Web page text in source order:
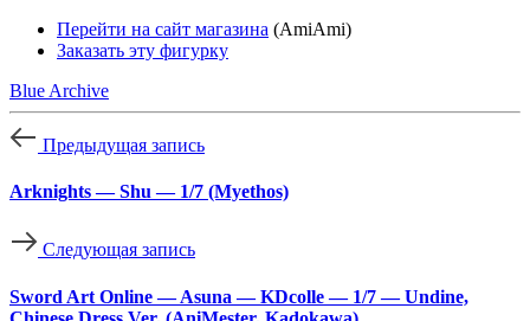
Перейти на сайт магазина (AmiAmi)
Заказать эту фигурку
Blue Archive
Предыдущая запись
Arknights — Shu — 1/7 (Myethos)
Следующая запись
Sword Art Online — Asuna — KDcolle — 1/7 — Undine,